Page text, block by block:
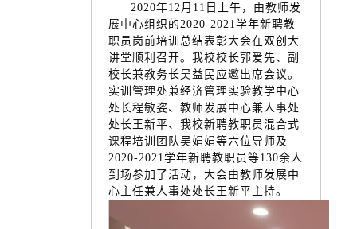
2020年12月11日上午，由教师发
展中心组织的2020-2021学年新聘教
职员岗前培训总结表彰大会在双创大
讲堂顺利召开。我校校长郭爱先、副
校长兼教务长吴益民应邀出席会议。
实训管理处兼经济管理实验教学中心
处长程敏姿、教师发展中心兼人事处
处长王新平、我校新聘教职员混合式
课程培训团队吴娟娟等六位导师及
2020-2021学年新聘教职员等130余人
到场参加了活动，大会由教师发展中
心主任兼人事处处长王新平主持。